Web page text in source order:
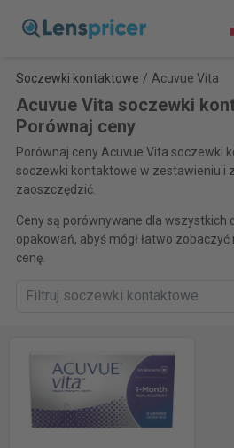
Soczewki kontaktowe / Acuvue Vita
Acuvue Vita soczewki
Porównaj ceny
Porównaj ceny Acuvue Vita soczewki
soczewki kontaktowe w zestawieniu i
zaoszczędzić.
Ceny są porównywane dla wszystkich
opakowań, abyś mógł łatwo
cenę.